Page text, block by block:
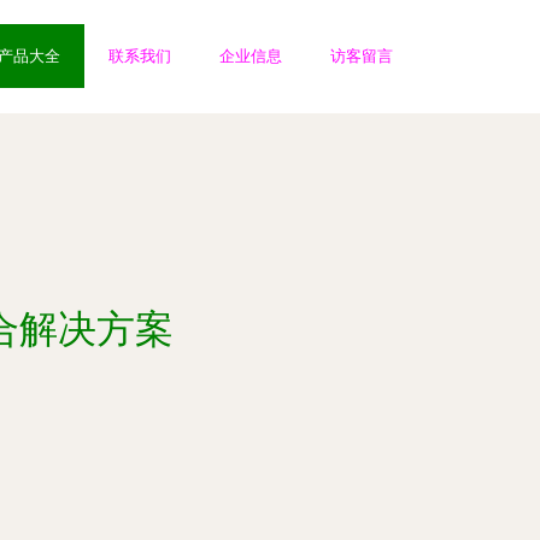
品大全 联系我们 企业信息 访客留言
解决方案